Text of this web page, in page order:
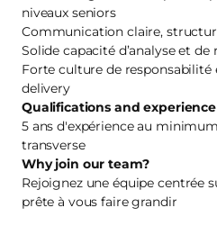
niveaux seniors
Communication claire,
Solide capacité d’analyse et
Forte culture de responsabilité
delivery
Qualifications and
5 ans d'expérience au
transverse
Why join our team?
Rejoignez une équipe centrée
prête à vous faire grandir